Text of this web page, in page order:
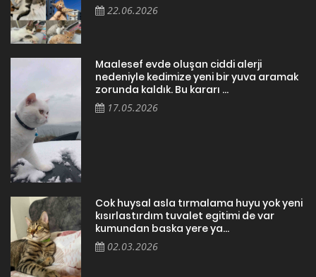
22.06.2026
Maalesef evde oluşan ciddi alerji
nedeniyle kedimize yeni bir yuva aramak
zorunda kaldık. Bu kararı ...
17.05.2026
Cok huysal asla tırmalama huyu yok yeni
kısırlastırdım tuvalet egitimi de var
kumundan baska yere ya...
02.03.2026